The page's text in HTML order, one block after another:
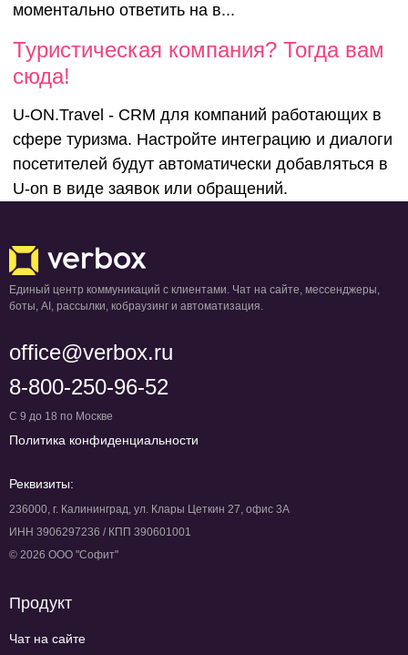
моментально ответить на в...
компания?
вам сюда!
Туристическая компания? Тогда вам
сюда!
U-ON.Travel - CRM для компаний работающих в
сфере туризма. Настройте интеграцию и диалоги
посетителей будут автоматически добавляться в
U-on в виде заявок или обращений.
Единый центр коммуникаций с клиентами. Чат на сайте, мессенджеры,
боты, AI, рассылки, кобраузинг и автоматизация.
office@verbox.ru
8-800-250-96-52
С 9 до 18 по Москве
Политика конфиденциальности
Реквизиты:
236000, г. Калининград, ул. Клары Цеткин 27, офис 3А
ИНН 3906297236 / КПП 390601001
© 2026 ООО "Софит"
Продукт
Чат на сайте